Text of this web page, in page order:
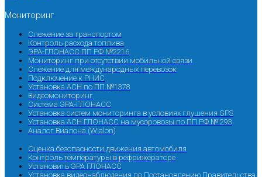
Мониторинг
Слежение за транспортом
Контроль расхода топлива
ЭРА-ГЛОНАСС ПП РФ №2216
Мониторинг при отсутствии мобильной связи
Слежение для международных перевозок
Подключение к РНИС
Установка АСН по ПП №1378
Видеомониторинг
Система ЭРА-ГЛОНАСС
Установка систем мониторинга в условиях глушения GPS
Установка АСН ГЛОНАСС на мусоровозы по ПП РФ № 293
Аналог Виалона (Wialon)
Оценка безопасности движения автомобиля
Контроль температуры в рефрижераторе
Установить ЭРА ГЛОНАСС
Установка видеонаблюдения по Постановлению Правительства